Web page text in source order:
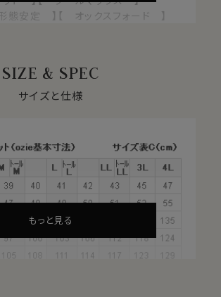
態安定 】【 オックスフォード 】
着心地を支える
ールシーズン・ファブリックとは？
保ち、日常の快適な着心地をサポート
形態安定
く、ほぼノンアイロンでお手入れが楽
た高機能素材が、ポリエステル
SIZE & SPEC
サイズと仕様
もっと見る